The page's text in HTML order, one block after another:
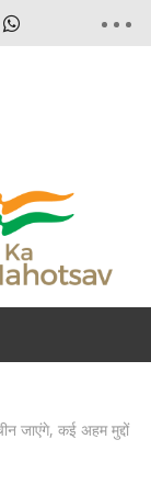
जाएंगे, कई अहम मुद्दों